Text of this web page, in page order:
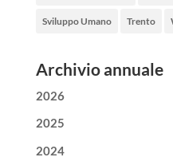
Sviluppo Umano Trento
Archivio annuale
2026
2025
2024